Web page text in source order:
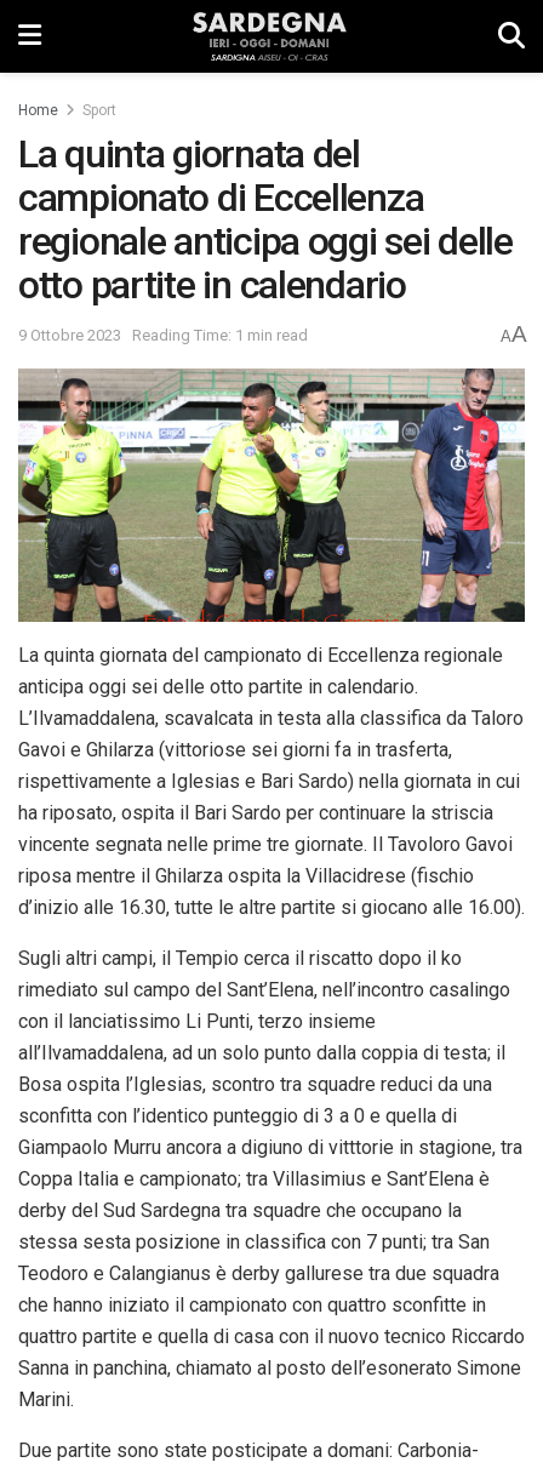
Home Sport
La quinta giornata del
campionato di Eccellenza
regionale anticipa oggi sei delle
otto partite in calendario
9 Ottobre 2023 Reading Time: 1 min read AA
La quinta giornata del campionato di Eccellenza regionale
anticipa oggi sei delle otto partite in calendario.
L’Ilvamaddalena, scavalcata in testa alla classifica da Taloro
Gavoi e Ghilarza (vittoriose sei giorni fa in trasferta,
rispettivamente a Iglesias e Bari Sardo) nella giornata in cui
ha riposato, ospita il Bari Sardo per continuare la striscia
vincente segnata nelle prime tre giornate. Il Tavoloro Gavoi
riposa mentre il Ghilarza ospita la Villacidrese (fischio
d’inizio alle 16.30, tutte le altre partite si giocano alle 16.00).
Sugli altri campi, il Tempio cerca il riscatto dopo il ko
rimediato sul campo del Sant’Elena, nell’incontro casalingo
con il lanciatissimo Li Punti, terzo insieme
all’Ilvamaddalena, ad un solo punto dalla coppia di testa; il
Bosa ospita l’Iglesias, scontro tra squadre reduci da una
sconfitta con l’identico punteggio di 3 a 0 e quella di
Giampaolo Murru ancora a digiuno di vitttorie in stagione, tra
Coppa Italia e campionato; tra Villasimius e Sant’Elena è
derby del Sud Sardegna tra squadre che occupano la
stessa sesta posizione in classifica con 7 punti; tra San
Teodoro e Calangianus è derby gallurese tra due squadra
che hanno iniziato il campionato con quattro sconfitte in
quattro partite e quella di casa con il nuovo tecnico Riccardo
Sanna in panchina, chiamato al posto dell’esonerato Simone
Marini.
Due partite sono state posticipate a domani: Carbonia-